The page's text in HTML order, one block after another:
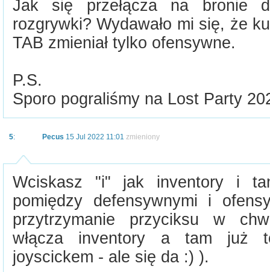
Jak się przełącza na bronie
rozgrywki? Wydawało mi się, że
TAB zmieniał tylko ofensywne.
P.S.
Sporo pograliśmy na Lost Party
5: Pecus 15 Jul 2022 11:01 zmieniony
Wciskasz "i" jak inventory i
pomiędzy defensywnymi i
przytrzymanie przyciksu w
włącza inventory a tam już
joyscickem - ale się da :) ).